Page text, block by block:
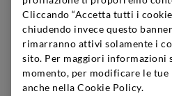
Cliccando “Accetta tutti i
chiudendo invece questo
rimarranno attivi solamente i
sito. Per maggiori informazioni
momento, per modificare le tue
anche nella Cookie Policy.